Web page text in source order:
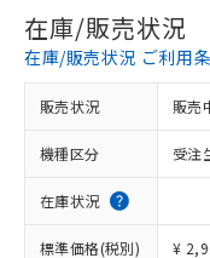
在庫/販売状況
在庫/販売状況 ご利用
販売状況 販売
機種区分 受注
在庫状況
標準価格(税別) ¥